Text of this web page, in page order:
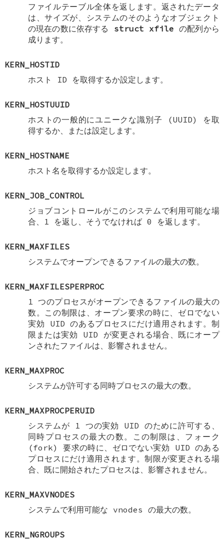
ファイルテーブル全体を返します。返されたデータ
は、サイズが、システムのそのようなオブジェクト
の現在の数に依存する struct xfile の配列から
成ります。
KERN_HOSTID
ホスト ID を取得するか設定します。
KERN_HOSTUUID
ホストの一般的にユニークな識別子 (UUID) を取
得するか、または設定します。
KERN_HOSTNAME
ホスト名を取得するか設定します。
KERN_JOB_CONTROL
ジョブコントロールがこのシステムで利用可能な場
合、1 を返し、そうでなければ 0 を返します。
KERN_MAXFILES
システムでオープンできるファイルの最大の数。
KERN_MAXFILESPERPROC
1 つのプロセスがオープンできるファイルの最大の
数。この制限は、オープン要求の時に、ゼロでない
実効 UID のあるプロセスにだけ適用されます。制
限または実効 UID が変更される場合、既にオープ
ンされたファイルは、影響されません。
KERN_MAXPROC
システムが許可する同時プロセスの最大の数。
KERN_MAXPROCPERUID
システムが 1 つの実効 UID のために許可する、
同時プロセスの最大の数。この制限は、フォーク
(fork) 要求の時に、ゼロでない実効 UID のある
プロセスにだけ適用されます。制限が変更される場
合、既に開始されたプロセスは、影響されません。
KERN_MAXVNODES
システムで利用可能な vnodes の最大の数。
KERN_NGROUPS